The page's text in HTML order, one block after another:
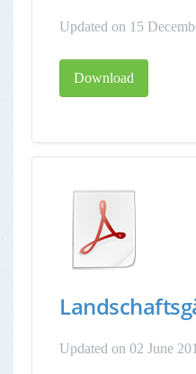
Updated on 15
Download
Updated on 02 June